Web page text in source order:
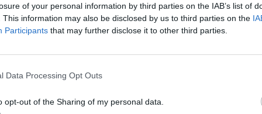
of your personal information by third parties on the IAB’s list of
This information may also be disclosed by us to third parties on the
Participants that may further disclose it to other third parties.
Data Processing Opt Outs
opt-out of the Sharing of my personal data.
newsletter